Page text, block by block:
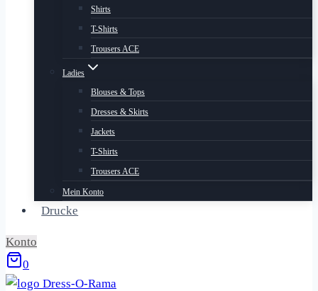
Shirts
T-Shirts
Trousers ACE
Ladies
Blouses & Tops
Dresses & Skirts
Jackets
T-Shirts
Trousers ACE
Mein Konto
Drucke
Konto
0